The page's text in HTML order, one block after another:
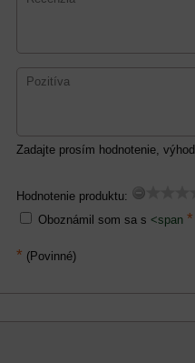
Zadajte prosím hodnotenie,
Hodnotenie produktu:
Oboznámil som sa s <span *
* (Povinné)